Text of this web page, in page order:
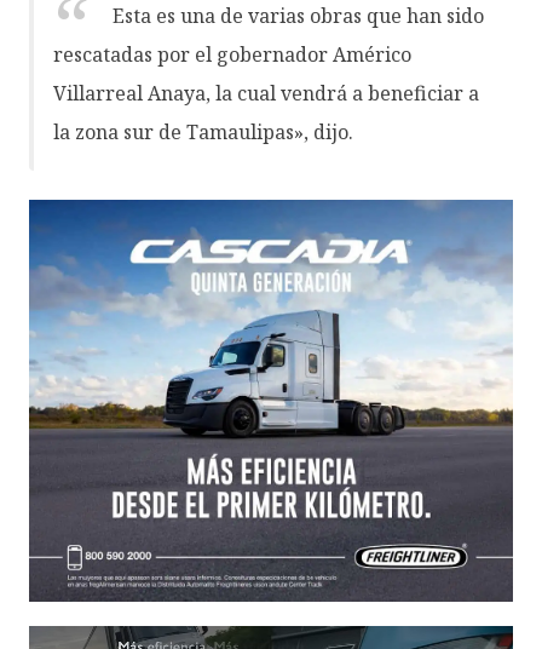
Esta es una de varias obras que han sido
rescatadas por el gobernador Américo
Villarreal Anaya, la cual vendrá a beneficiar a
la zona sur de Tamaulipas», dijo.